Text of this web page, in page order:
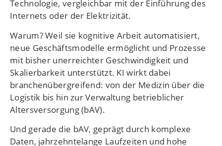
Technologie, vergleichbar mit der Einführung des
Internets oder der Elektrizität.
Warum? Weil sie kognitive Arbeit automatisiert,
neue Geschäftsmodelle ermöglicht und Prozesse
mit bisher unerreichter Geschwindigkeit und
Skalierbarkeit unterstützt. KI wirkt dabei
branchenübergreifend: von der Medizin über die
Logistik bis hin zur Verwaltung betrieblicher
Altersversorgung (bAV).
Und gerade die bAV, geprägt durch komplexe
Daten, jahrzehntelange Laufzeiten und hohe